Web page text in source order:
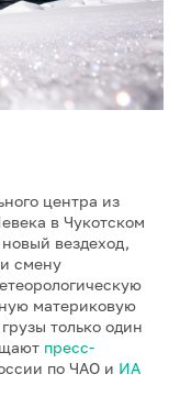
центра из
в Чукотском
вездеход,
смену
материковую
только один
пресс-
по ЧАО и ИА